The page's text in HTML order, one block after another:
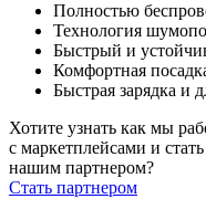
Полностью
Технология
Быстрый и
Комфортная
Быстрая зарядка и
Хотите узнать как мы
с маркетплейсами и стать
нашим партнером?
Стать партнером